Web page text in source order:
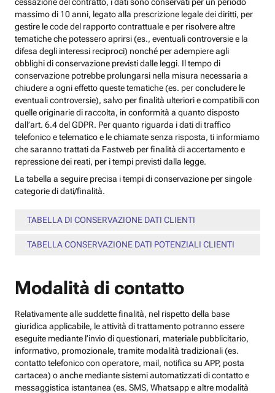
massimo di 10 anni, legato alla prescrizione legale dei diritti, per
gestire le code del rapporto contrattuale e per risolvere altre
tematiche che potessero aprirsi (es., eventuali controversie e la
difesa degli interessi reciproci) nonché per adempiere agli
obblighi di conservazione previsti dalle leggi. Il tempo di
conservazione potrebbe prolungarsi nella misura necessaria a
chiudere a ogni effetto queste tematiche (es. per concludere le
eventuali controversie), salvo per finalità ulteriori e compatibili con
quelle originarie di raccolta, in conformità a quanto disposto
dall’art. 6.4 del GDPR. Per quanto riguarda i dati di traffico
telefonico e telematico e le chiamate senza risposta, ti informiamo
che saranno trattati da Fastweb per finalità di accertamento e
repressione dei reati, per i tempi previsti dalla legge.
La tabella a seguire precisa i tempi di conservazione per singole
categorie di dati/finalità.
TABELLA DI CONSERVAZIONE DATI CLIENTI
TABELLA CONSERVAZIONE DATI POTENZIALI CLIENTI
Modalità di contatto
Relativamente alle suddette finalità, nel rispetto della base
giuridica applicabile, le attività di trattamento potranno essere
eseguite mediante l’invio di questionari, materiale pubblicitario,
informativo, promozionale, tramite modalità tradizionali (es.
contatto telefonico con operatore, mail, notifica su APP, posta
cartacea) o anche mediante sistemi automatizzati di contatto e
messaggistica istantanea (es. SMS, Whatsapp e altre modalità